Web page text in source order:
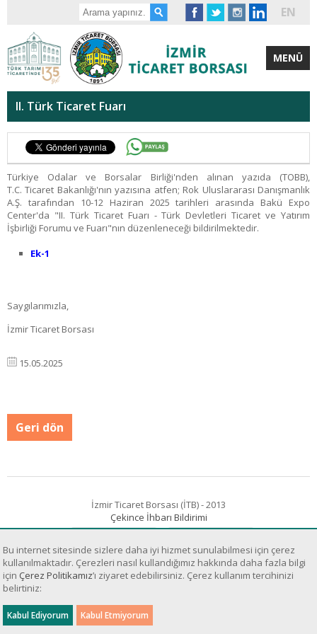
EN
MENÜ
II. Türk Ticaret Fuarı
Türkiye Odalar ve Borsalar Birliği'nden alınan yazıda (TOBB),
T.C. Ticaret Bakanlığı'nın yazısına atfen; Rok Uluslararası Danışmanlık
A.Ş. tarafından 10-12 Haziran 2025 tarihleri arasında Bakü Expo
Center'da "II. Türk Ticaret Fuarı - Türk Devletleri Ticaret ve Yatırım
İşbirliği Forumu ve Fuarı"nın düzenleneceği bildirilmektedir.
Ek-1
Saygılarımızla,
İzmir Ticaret Borsası
15.05.2025
Geri dön
İzmir Ticaret Borsası (İTB) - 2013
Çekince İhbarı Bildirimi
Sanal Yazılım Ltd.
Bu internet sitesinde sizlere daha iyi hizmet sunulabilmesi için çerez
kullanılmaktadır. Çerezleri nasıl kullandığımız hakkında daha fazla bilgi
için Çerez Politikamız’ı ziyaret edebilirsiniz. Çerez kullanım tercihinizi
belirtiniz: